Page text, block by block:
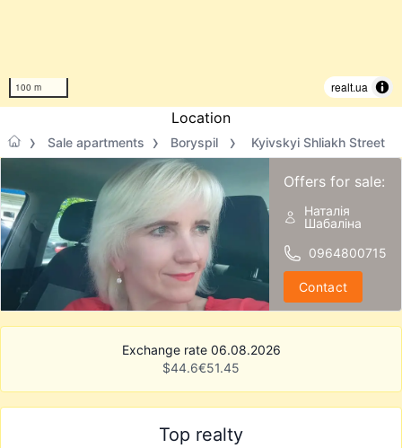
100 m realt.ua
Location
Sale apartments Boryspil Kyivskyi Shliakh Street
Offers for sale:
Наталія
Шабаліна
0964800715
Contact
Exchange rate 06.08.2026
$44.6€51.45
Top realty